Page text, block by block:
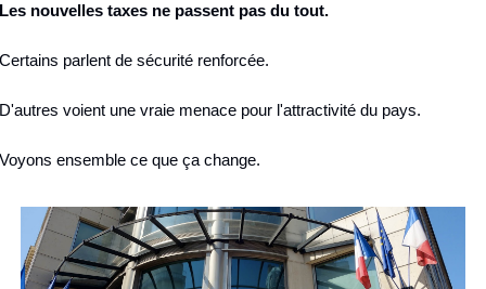
Les nouvelles taxes ne passent pas du tout.
Certains parlent de sécurité renforcée.
D'autres voient une vraie menace pour l'attractivité du pays.
Voyons ensemble ce que ça change.